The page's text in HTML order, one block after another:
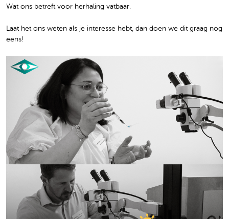
Wat ons betreft voor herhaling vatbaar.
Laat het ons weten als je interesse hebt, dan doen we dit graag nog
eens!